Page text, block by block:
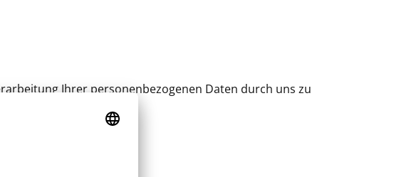
Ihrer personenbezogenen Daten durch uns zu